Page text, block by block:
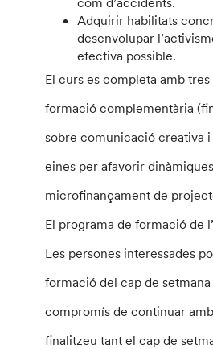
Adquirir habilitats
desenvolupar
efectiva possible.
El curs es completa amb tres
formació complementària
sobre comunicació creativa
eines per afavorir
microfinançament de
El programa de formació de
Les persones interessades
formació del cap de
compromís de continuar
finalitzeu tant el cap de